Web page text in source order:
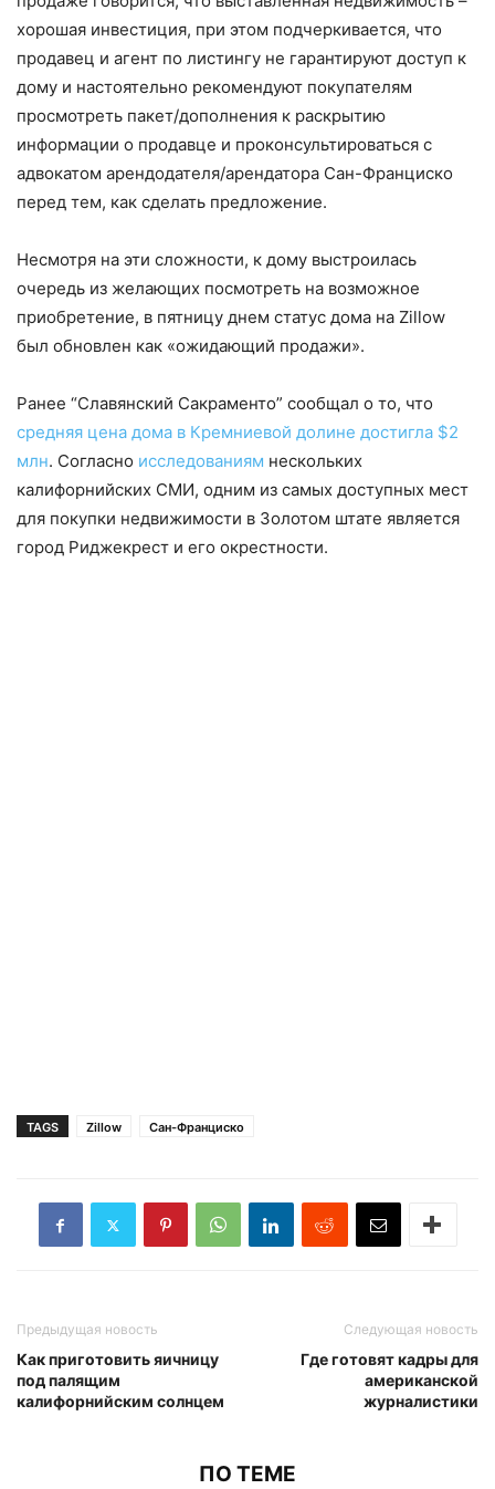
хорошая инвестиция, при этом подчеркивается, что
продавец и агент по листингу не гарантируют доступ к
дому и настоятельно рекомендуют покупателям
просмотреть пакет/дополнения к раскрытию
информации о продавце и проконсультироваться с
адвокатом арендодателя/арендатора Сан-Франциско
перед тем, как сделать предложение.
Несмотря на эти сложности, к дому выстроилась
очередь из желающих посмотреть на возможное
приобретение, в пятницу днем ​​статус дома на Zillow
был обновлен как «ожидающий продажи».
Ранее “Славянский Сакраменто” сообщал о то, что
средняя цена дома в Кремниевой долине достигла $2
млн. Согласно исследованиям нескольких
калифорнийских СМИ, одним из самых доступных мест
для покупки недвижимости в Золотом штате является
город Риджекрест и его окрестности.
TAGS Zillow Сан-Франциско
Предыдущая новость
Как приготовить яичницу
под палящим
калифорнийским солнцем
Следующая новость
Где готовят кадры для
американской
журналистики
ПО ТЕМЕ